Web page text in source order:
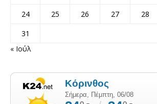
24
25 26 27 28
31
« Ιούλ